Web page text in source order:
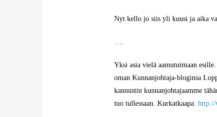
Nyt kello jo siis yli kuusi ja aika
….
Yksi asia vielä aamutuimaan
oman Kunnanjohtaja-bloginsa
kannustin kunnanjohtajaamme
tuo tullessaan. Kurkatkaapa: http://